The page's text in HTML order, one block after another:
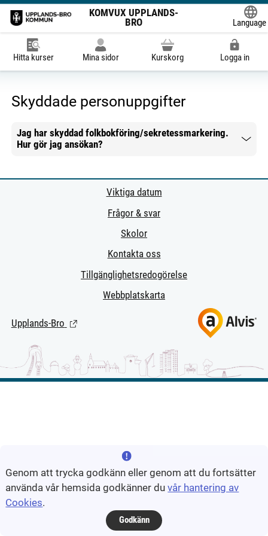
KOMVUX UPPLANDS-
BRO
Language
Hitta kurser Mina sidor Kurskorg Logga in
Skyddade personuppgifter
Jag har skyddad folkbokföring/sekretessmarkering.
Hur gör jag ansökan?
Mer information
Viktiga datum
Frågor & svar
Skolor
Kontakta oss
Tillgänglighetsredogörelse
Webbplatskarta
Upplands-Bro (Länk till extern sida.)
Genom att trycka godkänn eller genom att du fortsätter
använda vår hemsida godkänner duvår hantering av
Cookies.
Godkänn